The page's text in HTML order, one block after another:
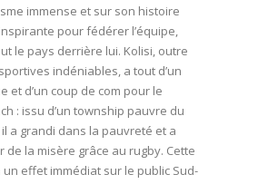
immense et sur son histoire
pour fédérer l’équipe,
le pays derrière lui. Kolisi, outre
indéniables, a tout d’un
et d’un coup de com pour le
: issu d’un township pauvre du
a grandi dans la pauvreté et a
de la misère grâce au rugby. Cette
effet immédiat sur le public Sud-